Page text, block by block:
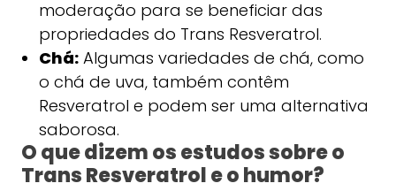
moderação para se beneficiar das
propriedades do Trans Resveratrol.
Chá:Algumas variedades de chá, como
o chá de uva, também contêm
Resveratrol e podem ser uma alternativa
saborosa.
O que dizem os estudos sobre o
Trans Resveratrol e o humor?